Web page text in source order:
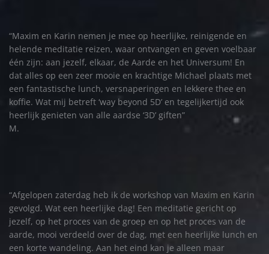
“Maxim en Karin nemen je mee op heerlijke, reinigende en
helende meditatie reizen, waar ontvangen en geven voelbaar
één zijn: aan jezelf, elkaar, de Aarde en het Universum! En
dat alles op een zeer mooie en krachtige Michael plaats met
een fantastische lunch, versnaperingen en lekkere thee en
koffie. Wat mij betreft ‘way beyond 5D’ en tegelijkertijd ook
heerlijk genieten van alle aardse ‘3D’ giften”
M.
“Afgelopen zaterdag heb ik de workshop van Maxim en Karin
gevolgd. Wat een heerlijke dag! Een meditatie gericht op
jezelf, op het proces van de groep en op het proces van de
aarde, mooi verdeeld over de dag, met een heerlijke lunch en
een korte wandeling. Aan het eind kan je alleen maar